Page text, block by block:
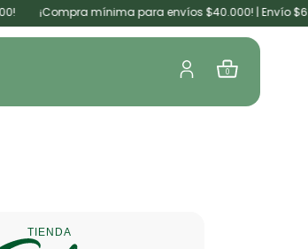
¡Compra mínima para envíos $40.000! | Envío $6.000 |
0
TIENDA